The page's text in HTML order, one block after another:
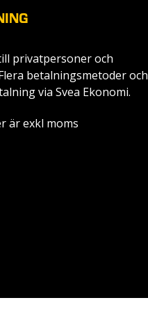
privatpersoner och
betalningsmetoder och
via Svea Ekonomi.
är exkl moms